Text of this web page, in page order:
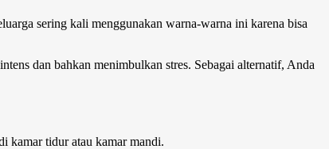
sering kali menggunakan warna-warna ini karena bisa
dan bahkan menimbulkan stres. Sebagai alternatif, Anda
kamar tidur atau kamar mandi.